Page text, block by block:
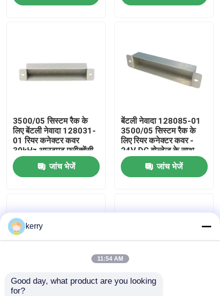
वीडियो
कारखाना भ्रमण
गुणवत्ता नियंत्रण
ब्लॉग
एक उद्धरण का अनुरोध करें
एबीबी 800xa
3500/05 सिस्टम रैक के
लिए बेंटली नेवादा 128031-
01 रियर कनेक्टर कवर
30kHz आउटपुट फ्रीक्वेंसी
24V DC और -40°C से
120°C रेंज के साथ
जांच भेजें
बेंटली नेवादा 128085-01
3500/05 सिस्टम रैक के
लिए रियर कनेक्टर कवर -
24V DC वोल्टेज के साथ
औद्योगिक निगरानी अनुप्रयोगों
में रियर कनेक्टर्स की सुरक्षा
करता है
जांच भेजें
बेंटली नेवादा 1900/65A
kerry
11:54 AM
Good day, what product are you looking
for?